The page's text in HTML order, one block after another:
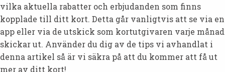
vilka aktuella rabatter och erbjudanden som finns
kopplade till ditt kort. Detta går vanligtvis att se via en
app eller via de utskick som kortutgivaren varje månad
skickar ut. Använder du dig av de tips vi avhandlat i
denna artikel så är vi säkra på att du kommer att få ut
mer av ditt kort!